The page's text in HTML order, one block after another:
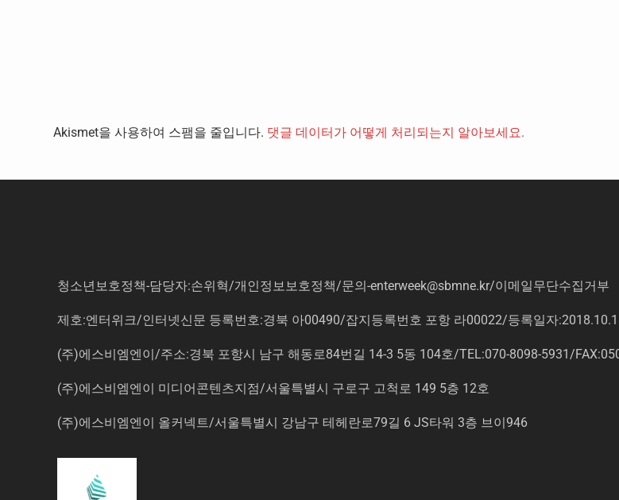
Akismet을 사용하여 스팸을 줄입니다. 댓글 데이터가 어떻게 처리되는지 알아보세요.
청소년보호정책-담당자:손위혁/개인정보보호정책/문의-enterweek@sbmne.kr/이메일무단수집거부
제호:엔터위크/인터넷신문 등록번호:경북 아00490/잡지등록번호 포항 라00022/등록일자
(주)에스비엠엔이/주소:경북 포항시 남구 해동로84번길 14-3 5동 104호/TEL:070-8098-5931/
(주)에스비엠엔이 미디어콘텐츠지점/서울특별시 구로구 고척로 149 5층 12호
(주)에스비엠엔이 올커넥트/서울특별시 강남구 테헤란로79길 6 JS타워 3층 브이946